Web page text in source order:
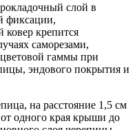
слой в
фиксации,
ковер крепится
саморезами,
гаммы при
эндового покрытия и
на расстояние 1,5 см
одного края крыши до